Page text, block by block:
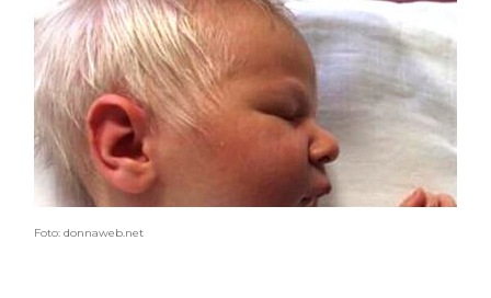
Foto: donnaweb.net
TONI&GUY
A Natale regala una doppia
TONI&GUY “Feel Good Experience”!
TONI&GUY
LABEL.M lancia la sua innovativa ed
eco-sostenibile linea di prodotti
professionali
DAVINES